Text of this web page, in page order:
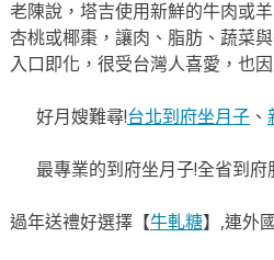
老陳說，塔吉使用新鮮的牛肉或
杏桃或椰棗，讓肉、脂肪、蔬菜
入口即化，很受台灣人喜愛，也
好月嫂難尋!台北到府坐月子、
最專業的到府坐月子!全省到
過年送禮好選擇【牛軋糖】,連外